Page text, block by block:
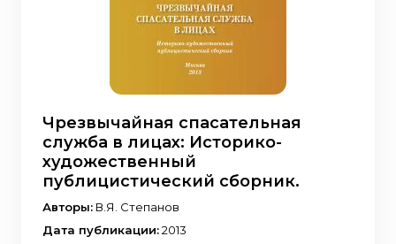
Чрезвычайная спасательная
служба в лицах: Историко-
художественный
публицистический сборник.
Авторы: В.Я. Степанов
Дата публикации:2013